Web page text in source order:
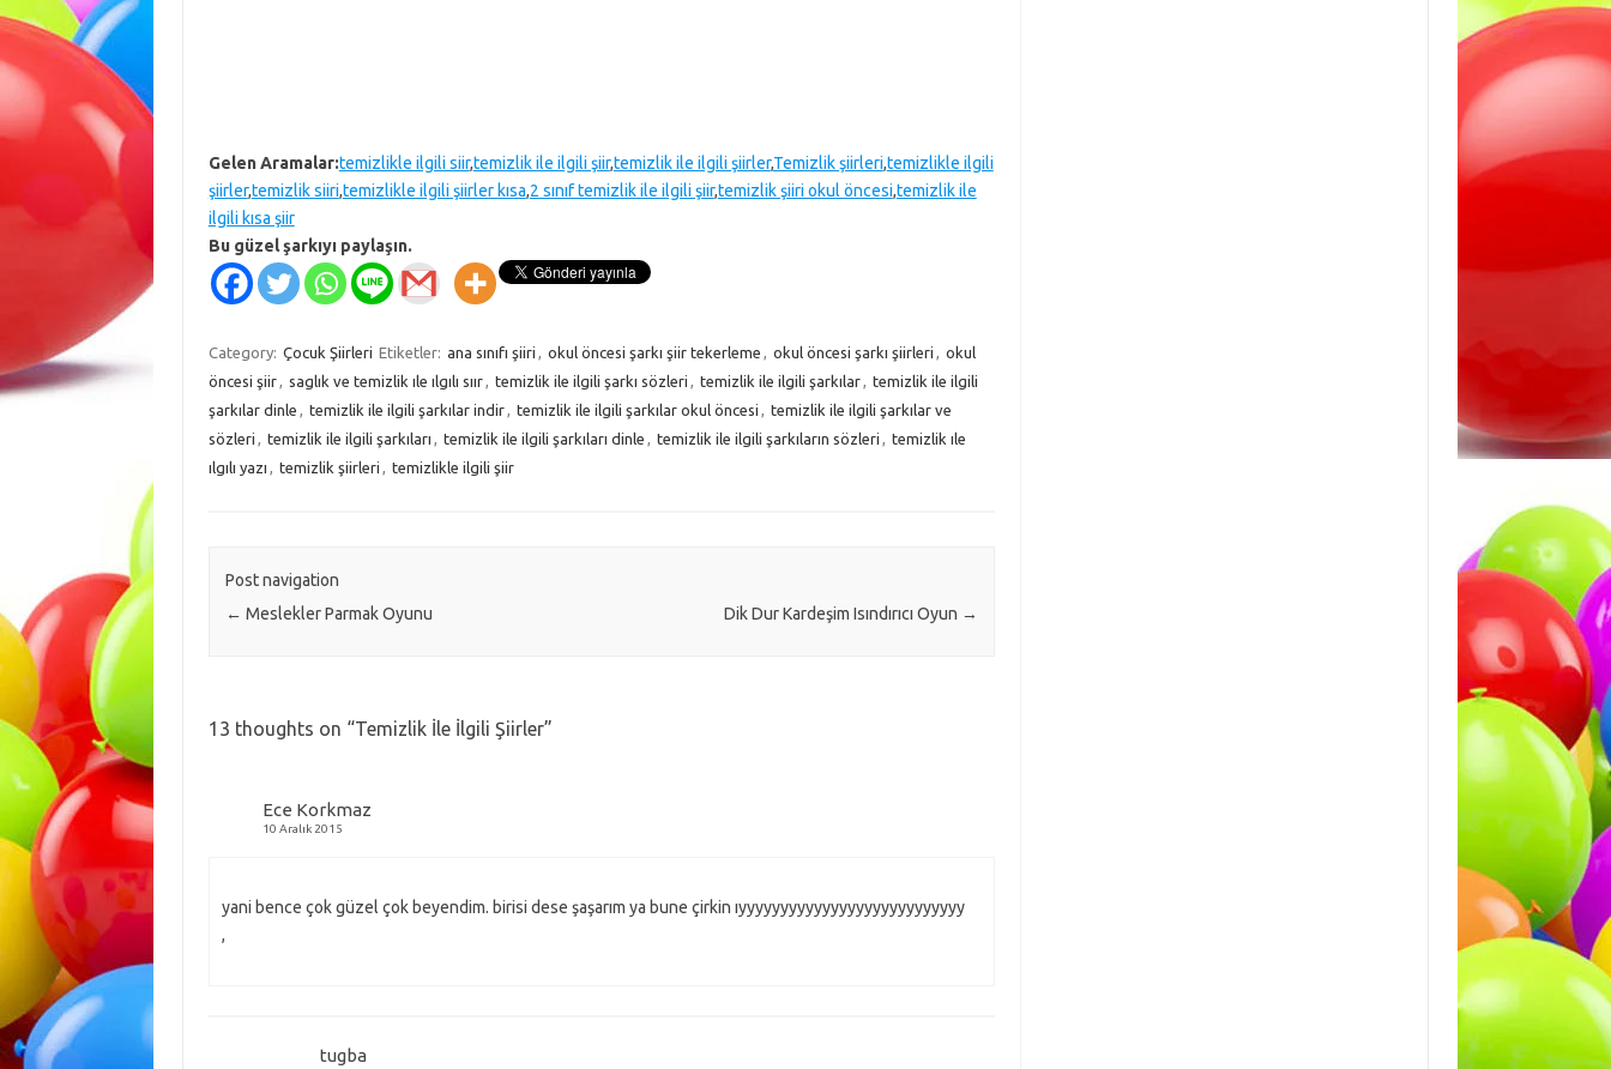
Gelen Aramalar:temizlikle ilgili siir,temizlik ile ilgili şiir,temizlik ile ilgili şiirler,Temizlik şiirleri,temizlikle ilgili
şiirler,temizlik siiri,temizlikle ilgili şiirler kısa,2 sınıf temizlik ile ilgili şiir,temizlik şiiri okul öncesi,temizlik ile
ilgili kısa şiir
Bu güzel şarkıyı paylaşın.
Category: Çocuk Şiirleri Etiketler: ana sınıfı şiiri , okul öncesi şarkı şiir tekerleme , okul öncesi şarkı şiirleri , okul
öncesi şiir, saglık ve temizlik ıle ılgılı sıır, temizlik ile ilgili şarkı sözleri , temizlik ile ilgili şarkılar, temizlik ile ilgili
şarkılar dinle , temizlik ile ilgili şarkılar indir, temizlik ile ilgili şarkılar okul öncesi , temizlik ile ilgili şarkılar ve
sözleri , temizlik ile ilgili şarkıları , temizlik ile ilgili şarkıları dinle , temizlik ile ilgili şarkıların sözleri , temizlik ıle
ılgılı yazı , temizlik şiirleri , temizlikle ilgili şiir
Post navigation
← Meslekler Parmak Oyunu Dik Dur Kardeşim Isındırıcı Oyun →
13 thoughts on “Temizlik İle İlgili Şiirler”
Ece Korkmaz
10 Aralık 2015
yani bence çok güzel çok beyendim. birisi dese şaşarım ya bune çirkin ıyyyyyyyyyyyyyyyyyyyyyyyyyyy
,
tugba